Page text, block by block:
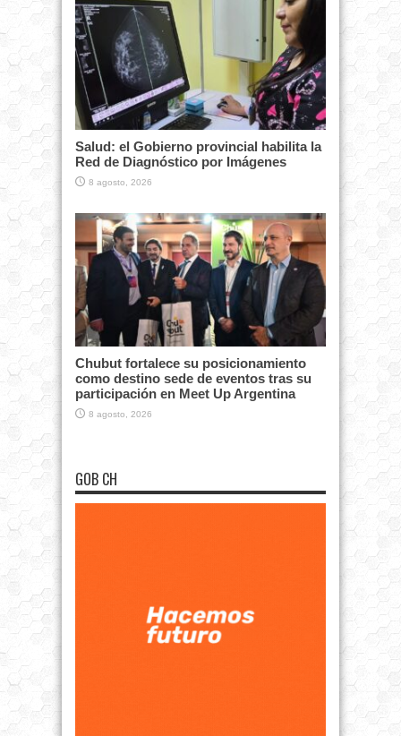
Salud: el Gobierno provincial habilita la
Red de Diagnóstico por Imágenes
8 agosto, 2026
Chubut fortalece su posicionamiento
como destino sede de eventos tras su
participación en Meet Up Argentina
8 agosto, 2026
GOB CH